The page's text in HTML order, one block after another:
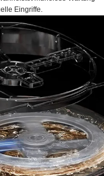
Eingriffe.